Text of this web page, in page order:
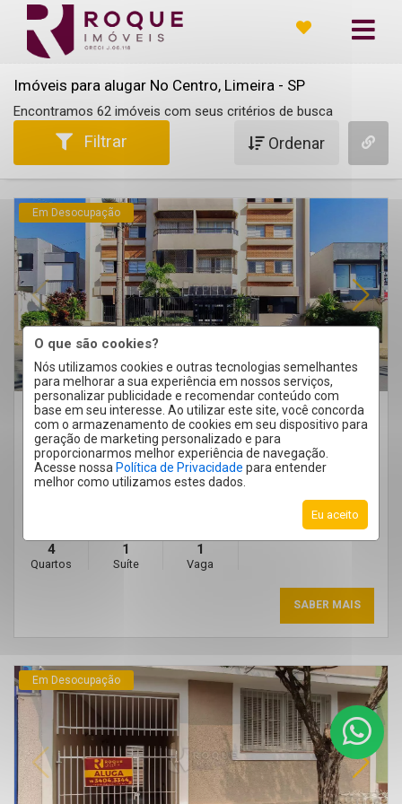
O que são cookies?
Nós utilizamos cookies e outras tecnologias semelhantes
para melhorar a sua experiência em nossos serviços,
personalizar publicidade e recomendar conteúdo com
base em seu interesse. Ao utilizar este site, você concorda
com o armazenamento de cookies em seu dispositivo para
geração de marketing personalizado e para
proporcionarmos melhor experiência de navegação.
Acesse nossa Política de Privacidade para entender
melhor como utilizamos estes dados.
Eu aceito
Imóveis para alugar No Centro, Limeira - SP
Encontramos 62 imóveis com seus critérios de busca
Filtrar Ordenar
Em Desocupação
APARTAMENTO 4 QUARTOS CENTRO
CENTRO - LIMEIRA/SP
Cód.:65227
Condomínio R$ 1.072,48
4
Quartos
1
Suíte
1
Vaga
SABER MAIS
Em Desocupação